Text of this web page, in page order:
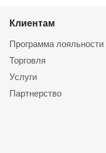
Клиентам
Программа лояльности
Торговля
Услуги
Партнерство